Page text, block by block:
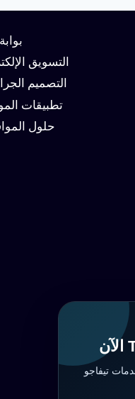
التسويق
التصميم
تطبيقات
حلول
تيفاجو